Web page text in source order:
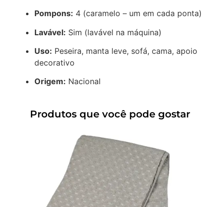
Pompons: 4 (caramelo – um em cada ponta)
Lavável: Sim (lavável na máquina)
Uso: Peseira, manta leve, sofá, cama, apoio
decorativo
Origem: Nacional
Produtos que você pode gostar